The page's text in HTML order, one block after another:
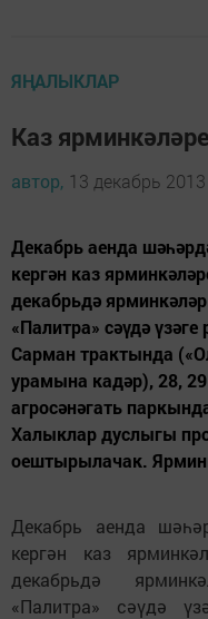
ЯҢАЛЫКЛАР
Каз
автор, 13 декабрь
Декабрь аенда
кергән каз
декабрьдә
«Палитра» сәүдә
Сарман трактында
урамына кадәр), 28,
агросәнәгать
Халыклар дуслыгы
оештырылачак.
Декабрь аенда
кергән каз
декабрьдә
«Палитра» сәүдә